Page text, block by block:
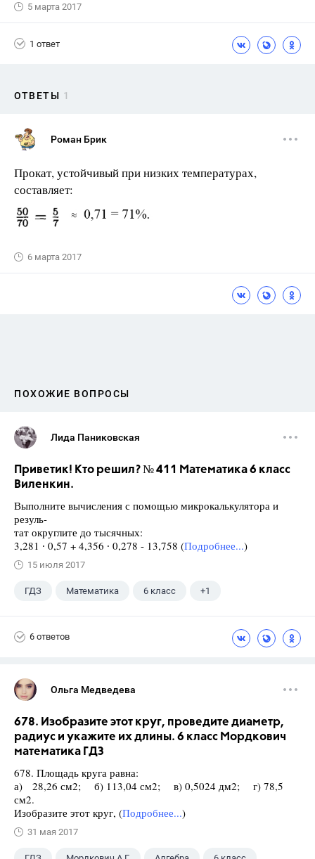
5 марта 2017
1 ответ
ОТВЕТЫ 1
Роман Брик
Прокат, устойчивый при низких температурах,
составляет:
6 марта 2017
ПОХОЖИЕ ВОПРОСЫ
Лида Паниковская
Приветик! Кто решил? № 411 Математика 6 класс
Виленкин.
Выполните вычисления с помощью микрокалькулятора и
резуль-
тат округлите до тысячных:
3,281 ∙ 0,57 + 4,356 ∙ 0,278 - 13,758 (Подробнее...)
15 июля 2017
ГДЗ Математика 6 класс +1
6 ответов
Ольга Медведева
678. Изобразите этот круг, проведите диаметр,
радиус и укажите их длины. 6 класс Мордкович
математика ГДЗ
678. Площадь круга равна:
а) 28,26 см2; б) 113,04 см2; в) 0,5024 дм2; г) 78,5
см2.
Изобразите этот круг, (Подробнее...)
31 мая 2017